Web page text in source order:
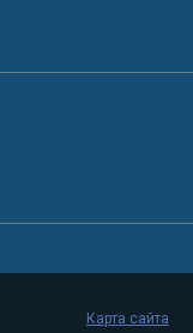
Карта сайта